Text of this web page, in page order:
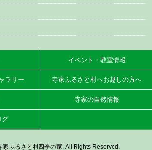
イベント・教室情報
ラリー 寺家ふるさと村へお越しの方へ
寺家の自然情報
グ
家ふるさと村四季の家. All Rights Reserved.